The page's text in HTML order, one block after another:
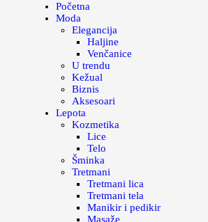
Početna
Moda
Elegancija
Haljine
Venčanice
U trendu
Kežual
Biznis
Aksesoari
Lepota
Kozmetika
Lice
Telo
Šminka
Tretmani
Tretmani lica
Tretmani tela
Manikir i pedikir
Masaže
Kuhinja
Magazin